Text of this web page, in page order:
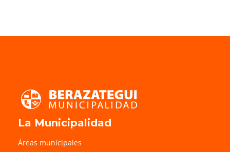
La Municipalidad
Áreas municipales